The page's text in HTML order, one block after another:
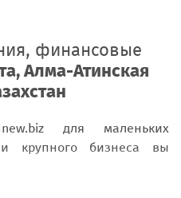
финансовые
Алма-Атинская
для маленьких
и крупного бизнеса вы